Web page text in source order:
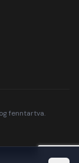
fenntartva.